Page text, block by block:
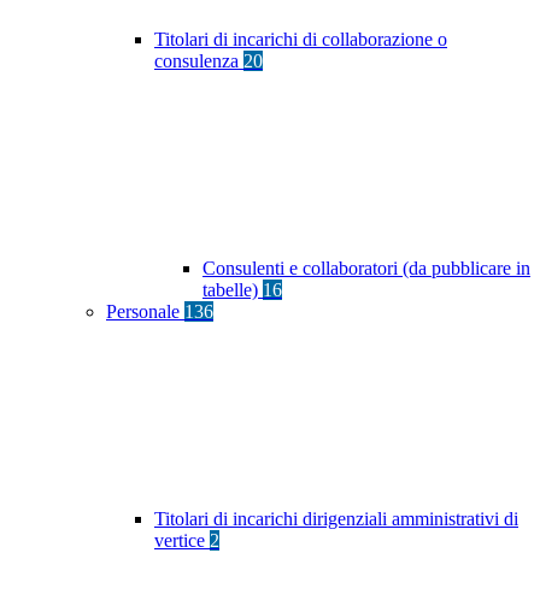
Titolari di incarichi di collaborazione o
consulenza 20
Consulenti e collaboratori (da pubblicare in
tabelle) 16
Personale 136
Titolari di incarichi dirigenziali amministrativi di
vertice 2